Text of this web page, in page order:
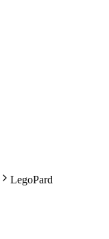
LegoPard